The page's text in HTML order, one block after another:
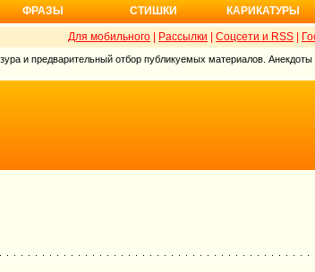
ФРАЗЫ СТИШКИ КАРИКАТУРЫ
Для мобильного Рассылки Соцсети и RSS
и предварительный отбор публикуемых материалов.